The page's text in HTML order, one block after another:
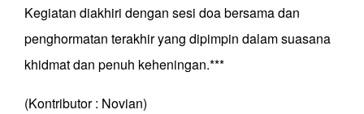
Kegiatan diakhiri dengan sesi doa bersama dan
penghormatan terakhir yang dipimpin dalam suasana
khidmat dan penuh keheningan.***
(Kontributor : Novian)